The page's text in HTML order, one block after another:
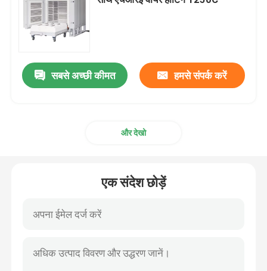
औद्योगिक कक्ष भट्ठी
नियंत्रित वातावरण भट्टी
गर्मी उपचार भट्ठी
हाइड्रोजन भट्ठी
सबसे अच्छी कीमत हमसे संपर्क करें
और देखो
एक संदेश छोड़ें